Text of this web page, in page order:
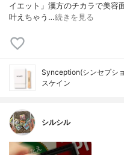
イエット」漢方のチカラで美容
叶えちゃう…続きを見る
Synception(シンセプシ
スケイン
シルシル